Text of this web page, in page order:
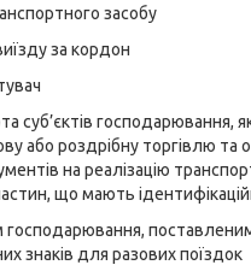
засобу
за кордон
суб’єктів господарювання,
або роздрібну торгівлю та
на реалізацію
що мають
господарювання,
знаків для разових поїздок